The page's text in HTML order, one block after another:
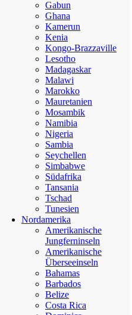
Gabun
Ghana
Kamerun
Kenia
Kongo-Brazzaville
Lesotho
Madagaskar
Malawi
Marokko
Mauretanien
Mosambik
Namibia
Nigeria
Sambia
Seychellen
Simbabwe
Südafrika
Tansania
Tschad
Tunesien
Nordamerika
Amerikanische
Jungferninseln
Amerikanische
Überseeinseln
Bahamas
Barbados
Belize
Costa Rica